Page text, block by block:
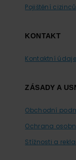
Pojištění cizinců
KONTAKT
Kontaktní údaje
ZÁSADY A
Obchodní
Ochrana
Stížnosti a